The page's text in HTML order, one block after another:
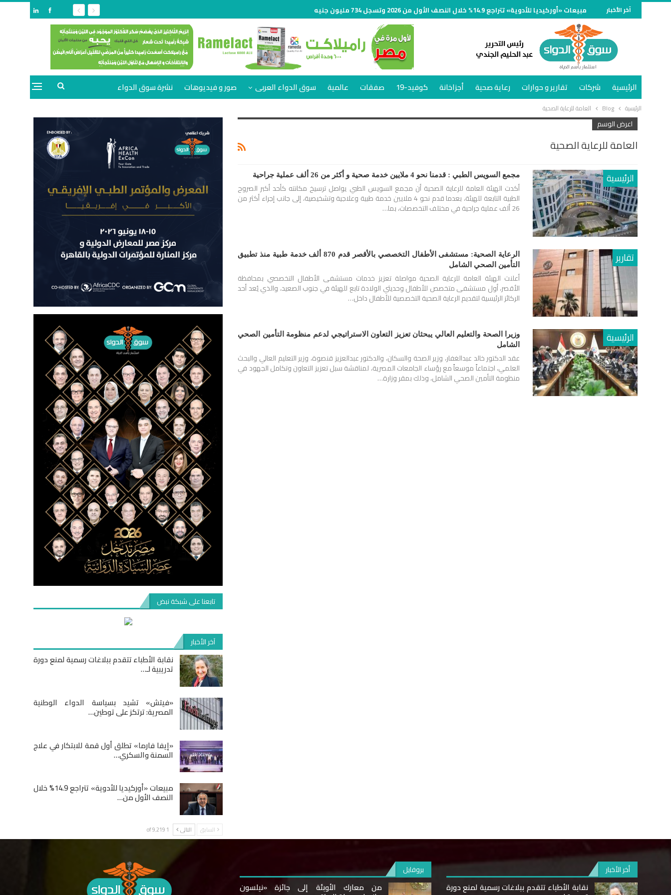
آخر الأخبار مبيعات «أوركيديا للأدوية» تتراجع 14.9% خلال النصف الأول من 2026 وتسجل 734 مليون جنيه
الرئيسية شركات تقارير و حوارات رعاية صحية أجزاخانة كوفيد-19 صفقات عالمية سوق الدواء العربى صور و فيديوهات نشرة سوق الدواء
الرئيسية Blog العامة للرعاية الصحية
اعرض الوسم
العامة للرعاية الصحية
الرئيسية مجمع السويس الطبي : قدمنا نحو 4 ملايين خدمة صحية و أكثر من 26 ألف عملية جراحية
أكدت الهيئة العامة للرعاية الصحية أن مجمع السويس الطبي يواصل ترسيخ مكانته كأحد أكبر الصروح
الطبية التابعة للهيئة، بعدما قدم نحو 4 ملايين خدمة طبية وعلاجية وتشخيصية، إلى جانب إجراء أكثر من
26 ألف عملية جراحية في مختلف التخصصات، بما…
تقارير
الرعاية الصحية: مستشفى الأطفال التخصصي بالأقصر قدم 870 ألف خدمة طبية منذ تطبيق
التأمين الصحي الشامل
أعلنت الهيئة العامة للرعاية الصحية مواصلة تعزيز خدمات مستشفى الأطفال التخصصي بمحافظة
الأقصر، أول مستشفى متخصص للأطفال وحديثي الولادة تابع للهيئة في جنوب الصعيد، والذي يُعد أحد
الركائز الرئيسية لتقديم الرعاية الصحية التخصصية للأطفال داخل…
الرئيسية
وزيرا الصحة والتعليم العالي يبحثان تعزيز التعاون الاستراتيجي لدعم منظومة التأمين الصحي
الشامل
عقد الدكتور خالد عبدالغفار، وزير الصحة والسكان، والدكتور عبدالعزيز قنصوة، وزير التعليم العالي والبحث
العلمي، اجتماعاً موسعاً مع رؤساء الجامعات المصرية، لمناقشة سبل تعزيز التعاون وتكامل الجهود في
منظومة التأمين الصحي الشامل، وذلك بمقر وزارة…
تابعنا على شبكة نبض
آخر الأخبار
نقابة الأطباء تتقدم ببلاغات رسمية لمنع دورة
تدريبية لـ…
«فيتش» تشيد بسياسة الدواء الوطنية
المصرية: ترتكز على توطين…
«إيفا فارما» تطلق أول قمة للابتكار في علاج
السمنة والسكري…
مبيعات «أوركيديا للأدوية» تتراجع 14.9% خلال
النصف الأول من…
السابق التالى 1 of 9٬219
أخر الأخبار
نقابة الأطباء تتقدم ببلاغات رسمية لمنع دورة
بروفايل
من معارك الأوبئة إلى جائزة «نيلسون